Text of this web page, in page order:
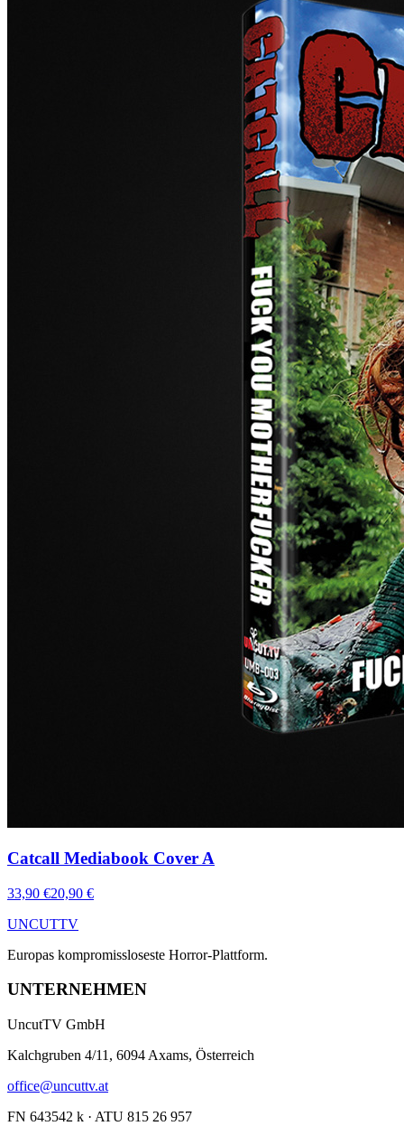
Catcall Mediabook Cover A
33,90 €20,90 €
UNCUTTV
Europas kompromissloseste Horror-Plattform.
UNTERNEHMEN
UncutTV GmbH
Kalchgruben 4/11, 6094 Axams, Österreich
office@uncuttv.at
FN 643542 k · ATU 815 26 957